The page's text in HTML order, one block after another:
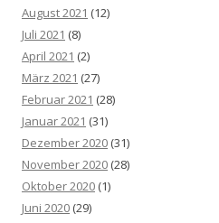
August 2021 (12)
Juli 2021 (8)
April 2021 (2)
März 2021 (27)
Februar 2021 (28)
Januar 2021 (31)
Dezember 2020 (31)
November 2020 (28)
Oktober 2020 (1)
Juni 2020 (29)